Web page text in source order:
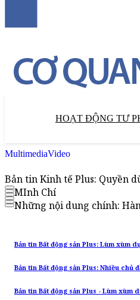
HOẠT ĐỘNG TƯ
MultimediaVideo
Bản tin Kinh tế Plus: Quyền
MInh Chí
Những nội dung chính:
Bản tin Bất động sản Plus: Lùm xùm
Bản tin Bất động sản Plus: Nhiều
Bản tin Bất động sản Plus - Lùm